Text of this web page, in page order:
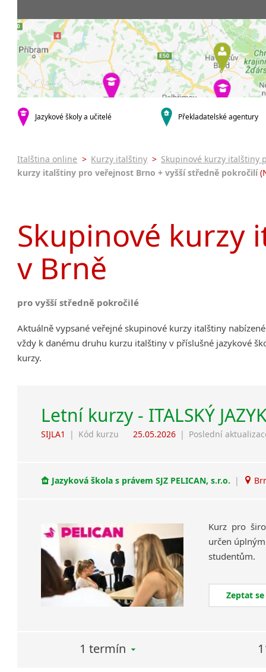
Praha 7
Praha 9
Praha 10
krajská města
Brno
Plzeň
malá města podle abecedy
kurzy s
Online
Letní
9-14 hodin týdně
20 a více hodin týdně
Večerní
Noční
Jazykové školy a učitelé Překladatelské agentury
Italština online > Kurzy italštiny > Skupinové kurzy italštiny
kurzy italštiny pro veřejnost Brno + vyšší středně pokročilí
Skupinové kurzy
v Brně
pro vyšší středně pokročilé
Aktuálně vypsané veřejné skupinové kurzy italštiny
vždy k danému druhu kurzu italštiny v příslušné jazykové
kurzy.
Letní kurzy - ITALSKÝ
SIJLA1 | Kód kurzu 25.05.2026 | Poslední
Jazyková škola s právem SJZ PELICAN, s.r.o. |
Kurz pro
určen
studentům.
Zeptat
1 termín